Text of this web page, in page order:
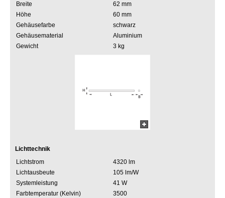
Breite
62 mm
Höhe
60 mm
Gehäusefarbe
schwarz
Gehäusematerial
Aluminium
Gewicht
3 kg
Lichttechnik
Lichtstrom
4320 lm
Lichtausbeute
105 lm/W
Systemleistung
41 W
Farbtemperatur (Kelvin)
3500